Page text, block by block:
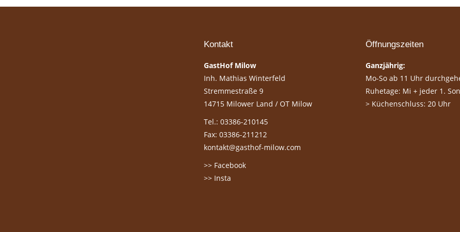
Kontakt
GastHof Milow
Inh. Mathias Winterfeld
Stremmestraße 9
14715 Milower Land / OT Milow
Tel.: 03386-210145
Fax: 03386-211212
kontakt@gasthof-milow.com
>> Facebook
>> Insta
Öffnungszeiten
Ganzjährig:
Mo-So ab 11 Uhr
Ruhetage: Mi + jeder 1.
> Küchenschluss: 20 Uhr